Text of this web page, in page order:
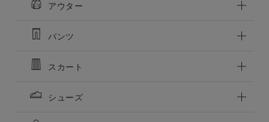
アウター
パンツ
スカート
シューズ